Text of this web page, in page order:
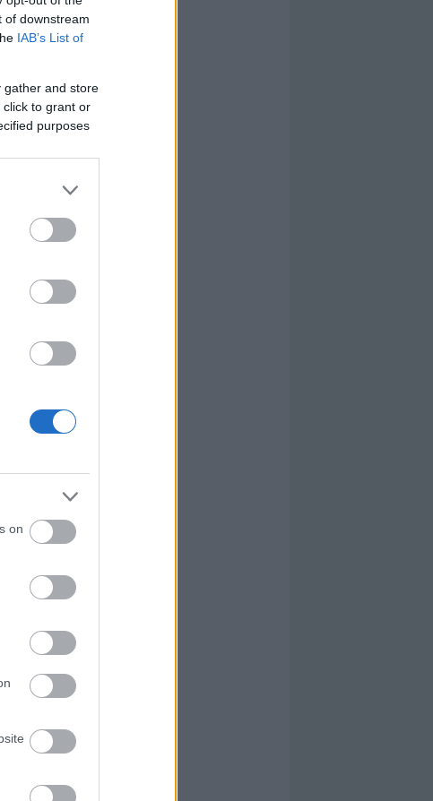
of downstream
IAB’s List of
gather and store
to grant or
purposes
on